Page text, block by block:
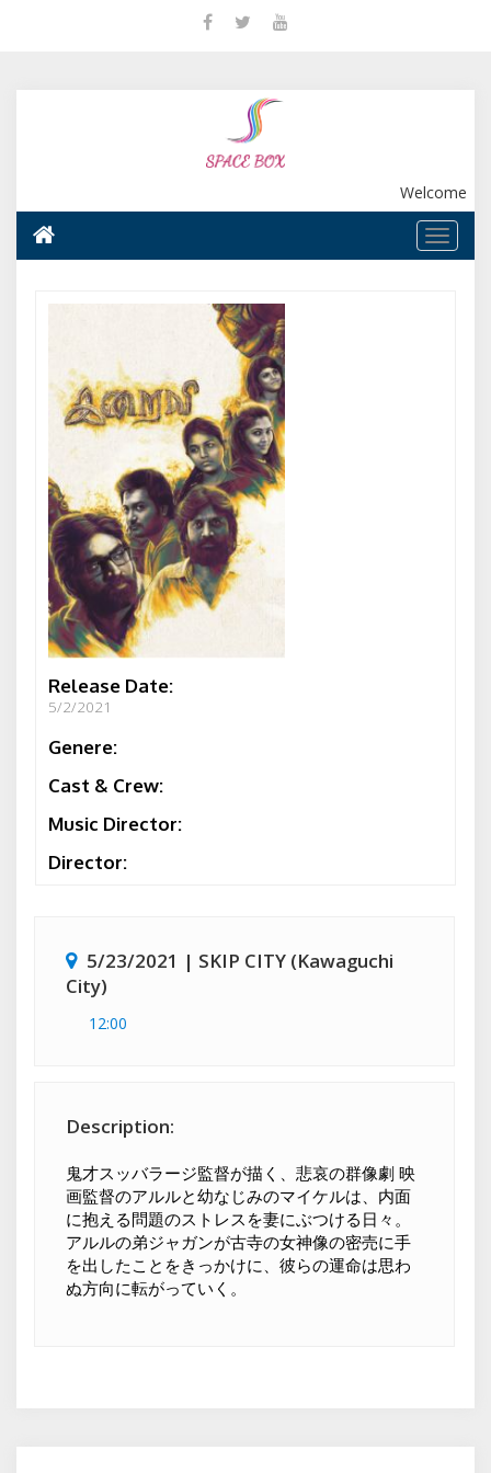
Welcome
Release Date:
5/2/2021
Genere:
Cast & Crew:
Music Director:
Director:
5/23/2021 | SKIP CITY (Kawaguchi
City)
12:00
Description:
鬼才スッバラージ監督が描く、悲哀の群像劇 映
画監督のアルルと幼なじみのマイケルは、内面
に抱える問題のストレスを妻にぶつける日々。
アルルの弟ジャガンが古寺の女神像の密売に手
を出したことをきっかけに、彼らの運命は思わ
ぬ方向に転がっていく。